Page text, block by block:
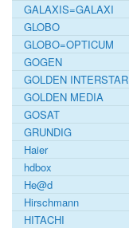
GALAXIS=GALAXI
GLOBO
GLOBO=OPTICUM
GOGEN
GOLDEN INTERSTAR
GOLDEN MEDIA
GOSAT
GRUNDIG
Haier
hdbox
He@d
Hirschmann
HITACHI